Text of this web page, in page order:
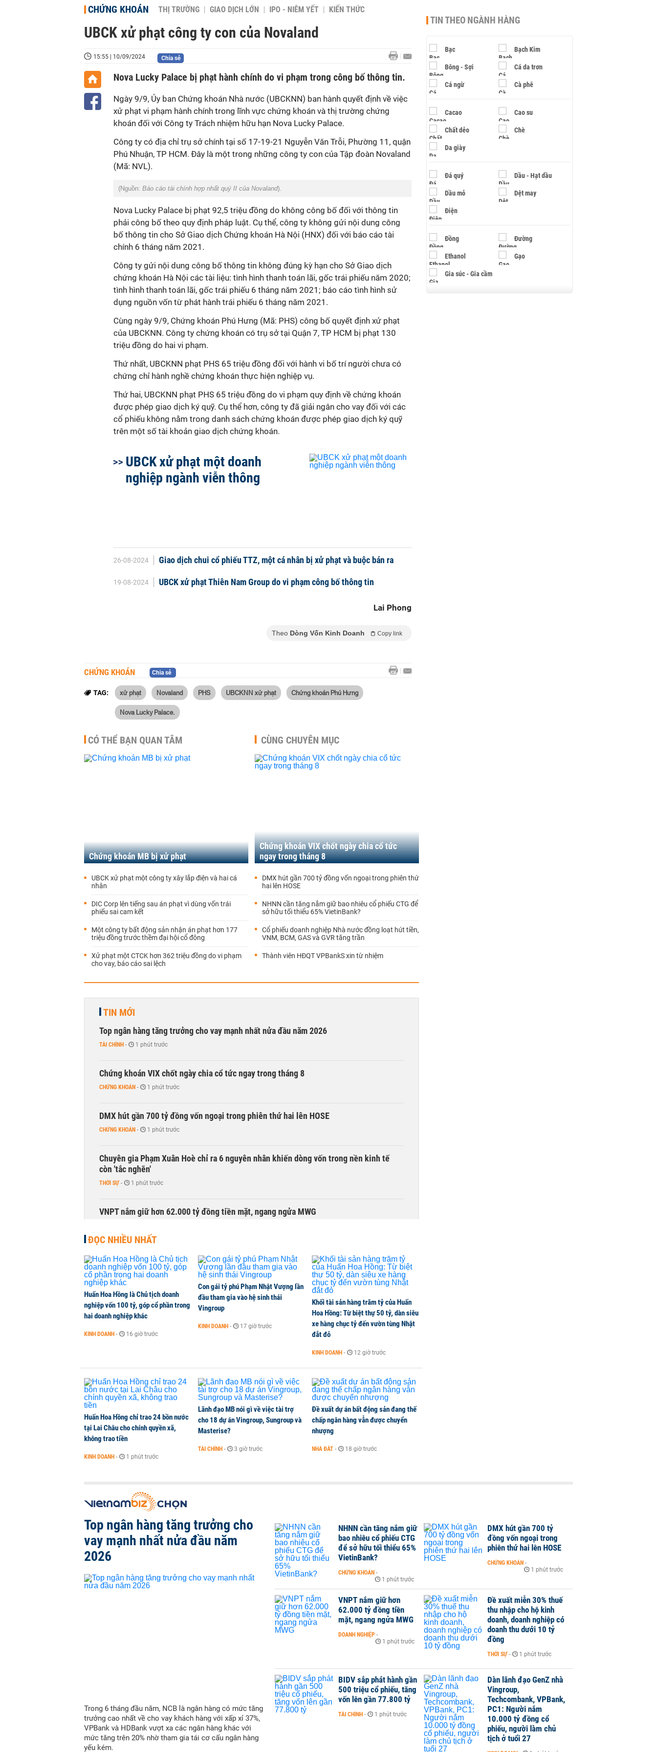
CHỨNG KHOÁN THỊ TRƯỜNG GIAO DỊCH LỚN IPO - NIÊM YẾT KIẾN THỨC
UBCK xử phạt công ty con của Novaland
15:55 | 10/09/2024 Chia sẻ
Nova Lucky Palace bị phạt hành chính do vi phạm trong công bố thông tin.
Ngày 9/9, Ủy ban Chứng khoán Nhà nước (UBCKNN) ban hành quyết định về việc
xử phạt vi phạm hành chính trong lĩnh vực chứng khoán và thị trường chứng
khoán đối với Công ty Trách nhiệm hữu hạn Nova Lucky Palace.
Công ty có địa chỉ trụ sở chính tại số 17-19-21 Nguyễn Văn Trỗi, Phường 11, quận
Phú Nhuận, TP HCM. Đây là một trong những công ty con của Tập đoàn Novaland
(Mã: NVL).
(Nguồn: Báo cáo tài chính hợp nhất quý II của Novaland).
Nova Lucky Palace bị phạt 92,5 triệu đồng do không công bố đối với thông tin
phải công bố theo quy định pháp luật. Cụ thể, công ty không gửi nội dung công
bố thông tin cho Sở Giao dịch Chứng khoán Hà Nội (HNX) đối với báo cáo tài
chính 6 tháng năm 2021.
Công ty gửi nội dung công bố thông tin không đúng kỳ hạn cho Sở Giao dịch
chứng khoán Hà Nội các tài liệu: tình hình thanh toán lãi, gốc trái phiếu năm 2020;
tình hình thanh toán lãi, gốc trái phiếu 6 tháng năm 2021; báo cáo tình hình sử
dụng nguồn vốn từ phát hành trái phiếu 6 tháng năm 2021.
Cùng ngày 9/9, Chứng khoán Phú Hưng (Mã: PHS) công bố quyết định xử phạt
của UBCKNN. Công ty chứng khoán có trụ sở tại Quận 7, TP HCM bị phạt 130
triệu đồng do hai vi phạm.
Thứ nhất, UBCKNN phạt PHS 65 triệu đồng đối với hành vi bố trí người chưa có
chứng chỉ hành nghề chứng khoán thực hiện nghiệp vụ.
Thứ hai, UBCKNN phạt PHS 65 triệu đồng do vi phạm quy định về chứng khoán
được phép giao dịch ký quỹ. Cụ thể hơn, công ty đã giải ngân cho vay đối với các
cổ phiếu không nằm trong danh sách chứng khoán được phép giao dịch ký quỹ
trên một số tài khoản giao dịch chứng khoán.
UBCK xử phạt một doanh
nghiệp ngành viễn thông
26-08-2024 Giao dịch chui cổ phiếu TTZ, một cá nhân bị xử phạt và buộc bán ra
19-08-2024 UBCK xử phạt Thiên Nam Group do vi phạm công bố thông tin
Lai Phong
Theo Dòng Vốn Kinh Doanh Copy link
CHỨNG KHOÁN Chia sẻ
TAG: xử phạt Novaland PHS UBCKNN xử phạt Chứng khoán Phú Hưng
Nova Lucky Palace.
CÓ THỂ BẠN QUAN TÂM
Chứng khoán MB bị xử phạt
UBCK xử phạt một công ty xây lắp điện và hai cá
nhân
DIC Corp lên tiếng sau án phạt vì dùng vốn trái
phiếu sai cam kết
Một công ty bất động sản nhận án phạt hơn 177
triệu đồng trước thềm đại hội cổ đông
Xử phạt một CTCK hơn 362 triệu đồng do vi phạm
cho vay, báo cáo sai lệch
CÙNG CHUYÊN MỤC
Chứng khoán VIX chốt ngày chia cổ tức
ngay trong tháng 8
DMX hút gần 700 tỷ đồng vốn ngoại trong phiên thứ
hai lên HOSE
NHNN cần tăng nắm giữ bao nhiêu cổ phiếu CTG để
sở hữu tối thiểu 65% VietinBank?
Cổ phiếu doanh nghiệp Nhà nước đồng loạt hút tiền,
VNM, BCM, GAS và GVR tăng trần
Thành viên HĐQT VPBankS xin từ nhiệm
TIN MỚI
Top ngân hàng tăng trưởng cho vay mạnh nhất nửa đầu năm 2026
TÀI CHÍNH - 1 phút trước
Chứng khoán VIX chốt ngày chia cổ tức ngay trong tháng 8
CHỨNG KHOÁN - 1 phút trước
DMX hút gần 700 tỷ đồng vốn ngoại trong phiên thứ hai lên HOSE
CHỨNG KHOÁN - 1 phút trước
Chuyên gia Phạm Xuân Hoè chỉ ra 6 nguyên nhân khiến dòng vốn trong nền kinh tế
còn 'tắc nghẽn'
THỜI SỰ - 1 phút trước
VNPT nắm giữ hơn 62.000 tỷ đồng tiền mặt, ngang ngửa MWG
NHNN cần tăng nắm giữ bao nhiêu cổ phiếu CTG để sở hữu tối thiểu 65% VietinBank?
CHỨNG KHOÁN - 1 phút trước
Xuất khẩu linh kiện ô tô của Toyota Việt Nam vượt mốc 1 tỷ USD
KINH DOANH 1 phút trước
BIDV sắp phát hành gần 500 triệu cổ phiếu, tăng vốn lên gần 77.800 tỷ
ĐỌC NHIỀU NHẤT
Huấn Hoa Hồng là Chủ tịch doanh
nghiệp vốn 100 tỷ, góp cổ phần trong
hai doanh nghiệp khác
KINH DOANH - 16 giờ trước
Con gái tỷ phú Phạm Nhật Vượng lần
đầu tham gia vào hệ sinh thái
Vingroup
KINH DOANH - 17 giờ trước
Khối tài sản hàng trăm tỷ của Huấn
Hoa Hồng: Từ biệt thự 50 tỷ, dàn siêu
xe hàng chục tỷ đến vườn tùng Nhật
đắt đỏ
KINH DOANH - 12 giờ trước
Huấn Hoa Hồng chỉ trao 24 bồn nước
tại Lai Châu cho chính quyền xã,
không trao tiền
KINH DOANH - 1 phút trước
Lãnh đạo MB nói gì về việc tài trợ
cho 18 dự án Vingroup, Sungroup và
Masterise?
TÀI CHÍNH - 3 giờ trước
Đề xuất dự án bất động sản đang thế
chấp ngân hàng vẫn được chuyển
nhượng
NHÀ ĐẤT - 18 giờ trước
TIN THEO NGÀNH HÀNG
Bạc Bạch Kim
Bông - Sợi Cá da trơn
Cá ngừ Cà phê
Cacao Cao su
Chất dẻo Chè
Da giày
Đá quý Dầu - Hạt dầu
Dầu mỏ Dệt may
Điện
Đồng Đường
Ethanol Gạo
Gia súc - Gia cầm
Top ngân hàng tăng trưởng cho
vay mạnh nhất nửa đầu năm
2026
Trong 6 tháng đầu năm, NCB là ngân hàng có mức tăng
trưởng cao nhất về cho vay khách hàng với xấp xỉ 37%,
VPBank và HDBank vượt xa các ngân hàng khác với
mức tăng trên 20% nhờ tham gia tái cơ cấu ngân hàng
yếu kém.
NHNN cần tăng nắm giữ
bao nhiêu cổ phiếu CTG
để sở hữu tối thiểu 65%
VietinBank?
CHỨNG KHOÁN -
1 phút trước
DMX hút gần 700 tỷ
đồng vốn ngoại trong
phiên thứ hai lên HOSE
CHỨNG KHOÁN -
1 phút trước
VNPT nắm giữ hơn
62.000 tỷ đồng tiền
mặt, ngang ngửa MWG
DOANH NGHIỆP -
1 phút trước
Đề xuất miễn 30% thuế
thu nhập cho hộ kinh
doanh, doanh nghiệp có
doanh thu dưới 10 tỷ
đồng
THỜI SỰ - 1 phút trước
BIDV sắp phát hành gần
500 triệu cổ phiếu, tăng
vốn lên gần 77.800 tỷ
TÀI CHÍNH - 1 phút trước
Dàn lãnh đạo GenZ nhà
Vingroup,
Techcombank, VPBank,
PC1: Người nắm
10.000 tỷ đồng cổ
phiếu, người làm chủ
tịch ở tuổi 27